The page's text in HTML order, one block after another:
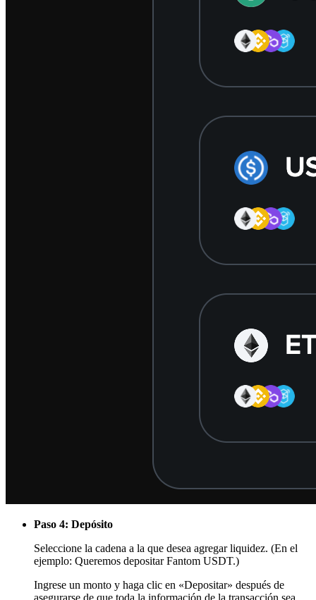
Paso 4: Depósito
Seleccione la cadena a la que desea agregar liquidez. (En el
ejemplo: Queremos depositar Fantom USDT.)
Ingrese un monto y haga clic en «Depositar» después de